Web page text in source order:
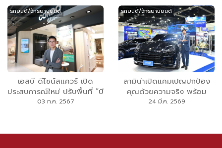
ภายใต้ครอบครัว SPRC
รถยนต์/จักรยานยนต์
เอสบี ดีไซน์สแควร์ เปิด
ประสบการณ์ใหม่ ปรับพื้นที่ “บี
ทีเอส ชิดลม” ให้กลายเป็น
หลังกระแสตอบรับสาขาแรกที่
03 ก.ค. 2567
รถยนต์/จักรยานยนต์
ลามิน่าเปิดแคมเปญปกป้อง
คุณด้วยความจริง พร้อม
ขยายรับประกันนาน 10 ปี
24 มี.ค. 2569